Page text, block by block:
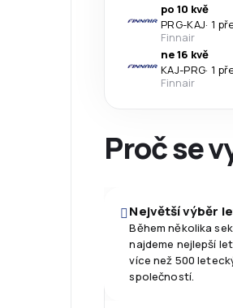
po 10 kvě
PRG-KAJ· 1
Finnair
ne 16 kvě
KAJ-PRG· 1
Finnair
Proč se
Největší výběr
Během několika
najdeme nejlepší
více než 500
společností.